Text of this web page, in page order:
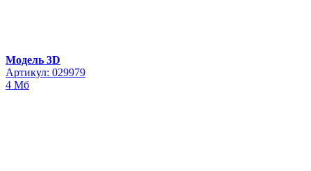
Модель 3D
Артикул: 029979
4 Мб